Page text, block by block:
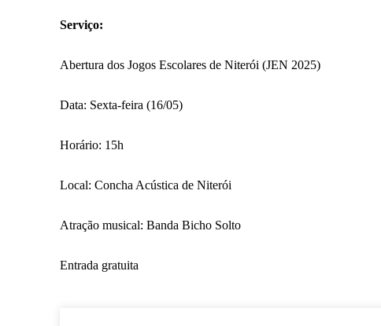
Serviço:
Abertura dos Jogos Escolares de Niterói (JEN 2025)
Data: Sexta-feira (16/05)
Horário: 15h
Local: Concha Acústica de Niterói
Atração musical: Banda Bicho Solto
Entrada gratuita